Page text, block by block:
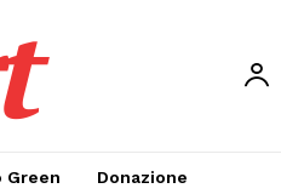
Green Donazione